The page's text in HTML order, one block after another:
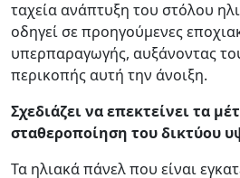
ταχεία ανάπτυξη του στόλου
οδηγεί σε προηγούμενες
υπερπαραγωγής, αυξάνοντας
περικοπής αυτή την άνοιξη.
Σχεδιάζει να επεκτείνει τα
σταθεροποίηση του δικτύου
Τα ηλιακά πάνελ που είναι